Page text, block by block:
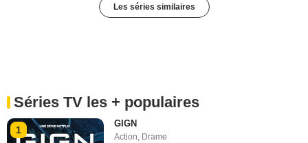
Les séries similaires
Séries TV les + populaires
1
GIGN
Action, Drame